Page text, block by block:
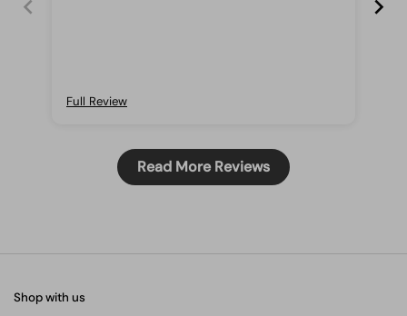
Full Review
Read More Reviews
Shop with us